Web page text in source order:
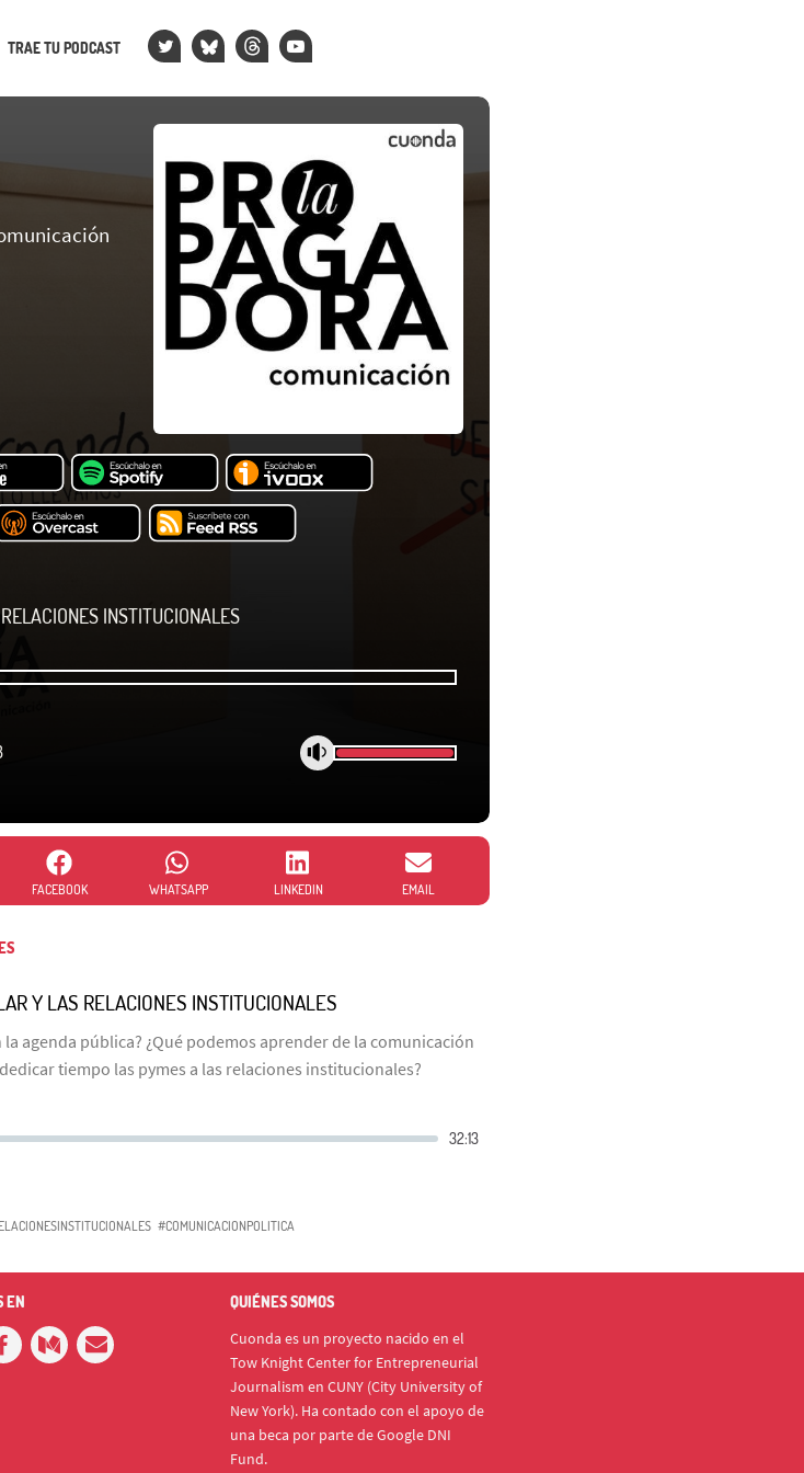
TRAE TU PODCAST
INSTITUCIONALES
FACEBOOK WHATSAPP LINKEDIN EMAIL
Y LAS RELACIONES INSTITUCIONALES
agenda pública? ¿Qué podemos aprender de la comunicación
tiempo las pymes a las relaciones institucionales?
#COMUNICACIONPOLITICA
EN QUIÉNES SOMOS
Cuonda es un proyecto nacido en el
Tow Knight Center for Entrepreneurial
Journalism en CUNY (City University of
New York). Ha contado con el apoyo de
una beca por parte de Google DNI
Fund.